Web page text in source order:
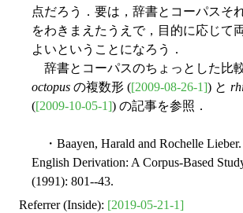
点だろう．要は，辞書とコーパスそ
をわきまえたうえで，目的に応じて
よいということになろう．
辞書とコーパスのちょっとした比
octopus の複数形 ([2009-08-26-1]) と
([2009-10-05-1]) の記事を参照．
・Baayen, Harald and Rochelle
English Derivation: A Corpus-Based
(1991): 801--43.
Referrer (Inside): [2019-05-21-1]